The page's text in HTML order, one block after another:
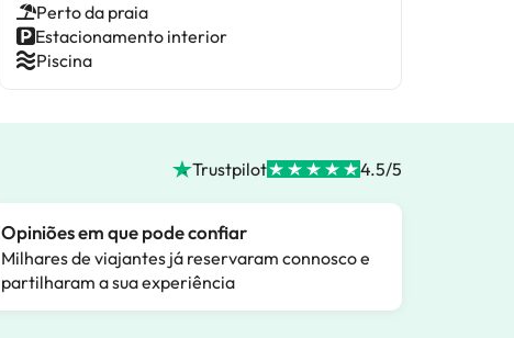
Perto da praia
Estacionamento interior
Piscina
Trustpilot 4.5/5
Opiniões em que pode confiar
Milhares de viajantes já reservaram connosco e
partilharam a sua experiência